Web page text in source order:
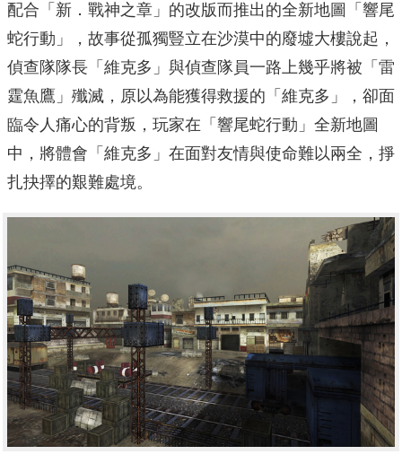
配合「新．戰神之章」的改版而推出的全新地圖「響尾
蛇行動」，故事從孤獨豎立在沙漠中的廢墟大樓說起，
偵查隊隊長「維克多」與偵查隊員一路上幾乎將被「雷
霆魚鷹」殲滅，原以為能獲得救援的「維克多」，卻面
臨令人痛心的背叛，玩家在「響尾蛇行動」全新地圖
中，將體會「維克多」在面對友情與使命難以兩全，掙
扎抉擇的艱難處境。